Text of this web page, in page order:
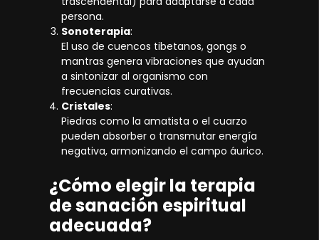
persona.
Sonoterapia:
El uso de cuencos tibetanos, gongs o
mantras genera vibraciones que ayudan
a sintonizar al organismo con
frecuencias curativas.
Cristales:
Piedras como la amatista o el cuarzo
pueden absorber o transmutar energía
negativa, armonizando el campo áurico.
¿Cómo elegir la terapia
de sanación espiritual
adecuada?